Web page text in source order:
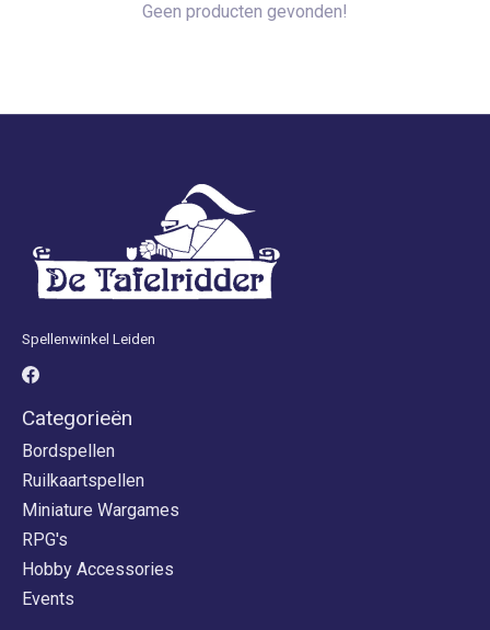
Geen producten gevonden!
Spellenwinkel Leiden
Categorieën
Bordspellen
Ruilkaartspellen
Miniature Wargames
RPG's
Hobby Accessories
Events